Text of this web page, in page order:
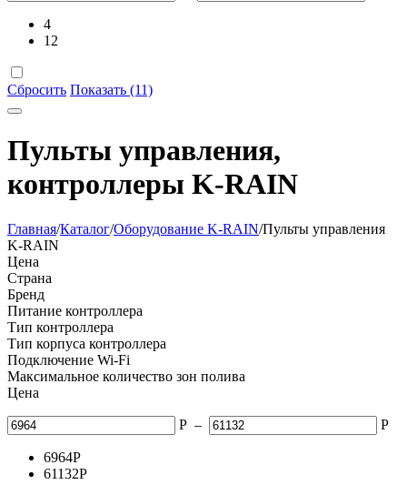
4
12
Сбросить Показать (11)
Пульты управления,
контроллеры K-RAIN
Главная/Каталог/Оборудование K-RAIN/Пульты управления
K-RAIN
Цена
Страна
Бренд
Питание контроллера
Тип контроллера
Тип корпуса контроллера
Подключение Wi-Fi
Максимальное количество зон полива
Цена
Р – Р
6964Р
61132Р